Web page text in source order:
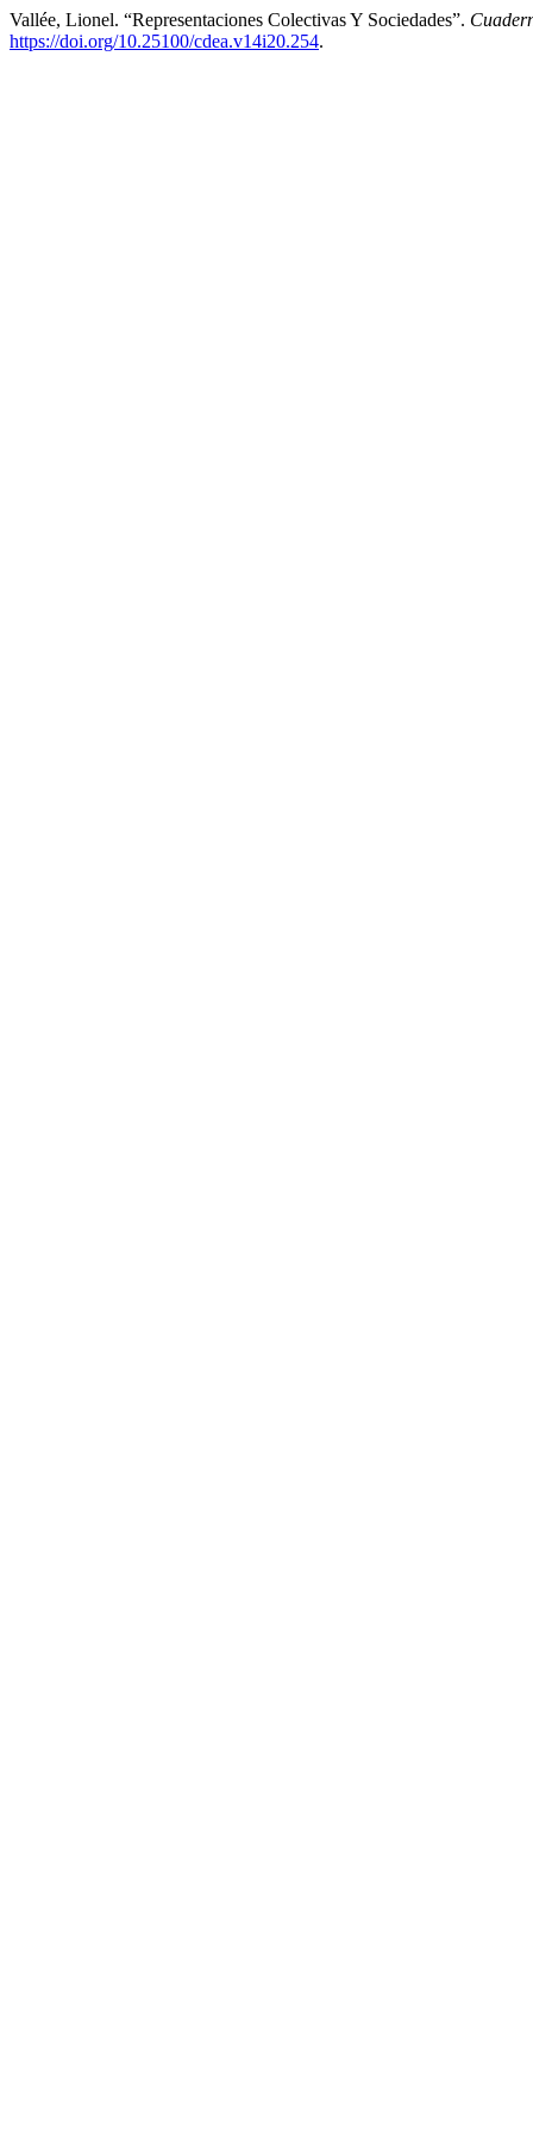
Vallée, Lionel. “Representaciones Colectivas Y Sociedades”.
https://doi.org/10.25100/cdea.v14i20.254.